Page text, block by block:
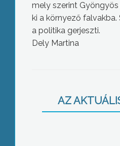
mely szerint
ki a környező
a politika gerjeszti.
Dely Martina
AZ
Idén már a
megkezdődtek a